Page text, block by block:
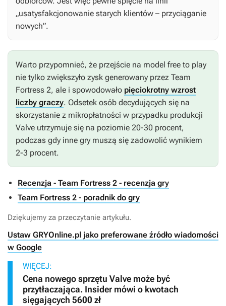
„usatysfakcjonowanie starych klientów – przyciąganie
nowych”.
Warto przypomnieć, że przejście na model free to play
nie tylko zwiększyło zysk generowany przez Team
Fortress 2, ale i spowodowało pięciokrotny wzrost
liczby graczy. Odsetek osób decydujących się na
skorzystanie z mikropłatności w przypadku produkcji
Valve utrzymuje się na poziomie 20-30 procent,
podczas gdy inne gry muszą się zadowolić wynikiem
2-3 procent.
Recenzja - Team Fortress 2 - recenzja gry
Team Fortress 2 - poradnik do gry
Dziękujemy za przeczytanie artykułu.
Ustaw GRYOnline.pl jako preferowane źródło wiadomości
w Google
WIĘCEJ:
Cena nowego sprzętu Valve może być
przytłaczająca. Insider mówi o kwotach
sięgających 5600 zł